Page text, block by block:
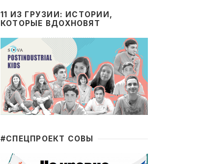
11 ИЗ ГРУЗИИ: ИСТОРИИ,
КОТОРЫЕ ВДОХНОВЯТ
#CПЕЦПРОЕКТ СОВЫ